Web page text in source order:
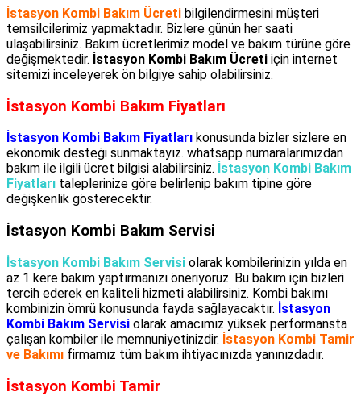
İstasyon Kombi Bakım Ücreti bilgilendirmesini müşteri
temsilcilerimiz yapmaktadır. Bizlere günün her saati
ulaşabilirsiniz. Bakım ücretlerimiz model ve bakım türüne göre
değişmektedir. İstasyon Kombi Bakım Ücreti için internet
sitemizi inceleyerek ön bilgiye sahip olabilirsiniz.
İstasyon Kombi Bakım Fiyatları
İstasyon Kombi Bakım Fiyatları konusunda bizler sizlere en
ekonomik desteği sunmaktayız. whatsapp numaralarımızdan
bakım ile ilgili ücret bilgisi alabilirsiniz. İstasyon Kombi Bakım
Fiyatları taleplerinize göre belirlenip bakım tipine göre
değişkenlik gösterecektir.
İstasyon Kombi Bakım Servisi
İstasyon Kombi Bakım Servisi olarak kombilerinizin yılda en
az 1 kere bakım yaptırmanızı öneriyoruz. Bu bakım için bizleri
tercih ederek en kaliteli hizmeti alabilirsiniz. Kombi bakımı
kombinizin ömrü konusunda fayda sağlayacaktır. İstasyon
Kombi Bakım Servisi olarak amacımız yüksek performansta
çalışan kombiler ile memnuniyetinizdir. İstasyon Kombi Tamir
ve Bakımı firmamız tüm bakım ihtiyacınızda yanınızdadır.
İstasyon Kombi Tamir